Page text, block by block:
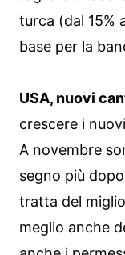
turca (dal 15%
base per la
USA, nuovi
crescere i
A novembre
segno più
tratta del
meglio anche